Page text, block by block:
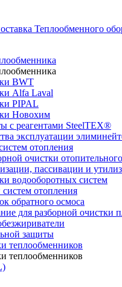
BWT
Alfa Laval
PIPAL
Новохим
с реагентами SteelTEX®
эксплуатации
отопления
очистки
пассивации и
водооборотных систем
отопления
обратного осмоса
для разборной очистки
защиты
теплообменников
теплообменников